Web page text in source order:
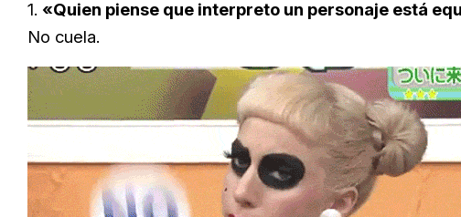
1. «Quien piense que interpreto un personaje está
No cuela.